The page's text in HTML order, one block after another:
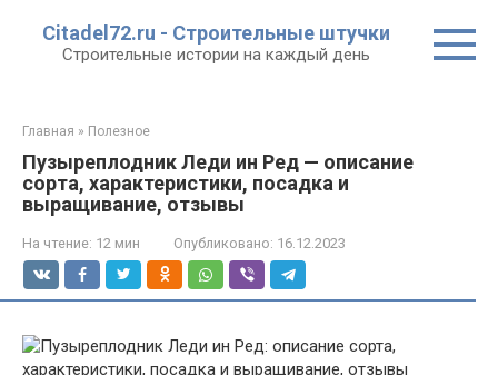
контенту
Citadel72.ru - Строительные штучки
Строительные истории на каждый день
Главная » Полезное
Пузыреплодник Леди ин Ред — описание
сорта, характеристики, посадка и
выращивание, отзывы
На чтение: 12 мин Опубликовано: 16.12.2023